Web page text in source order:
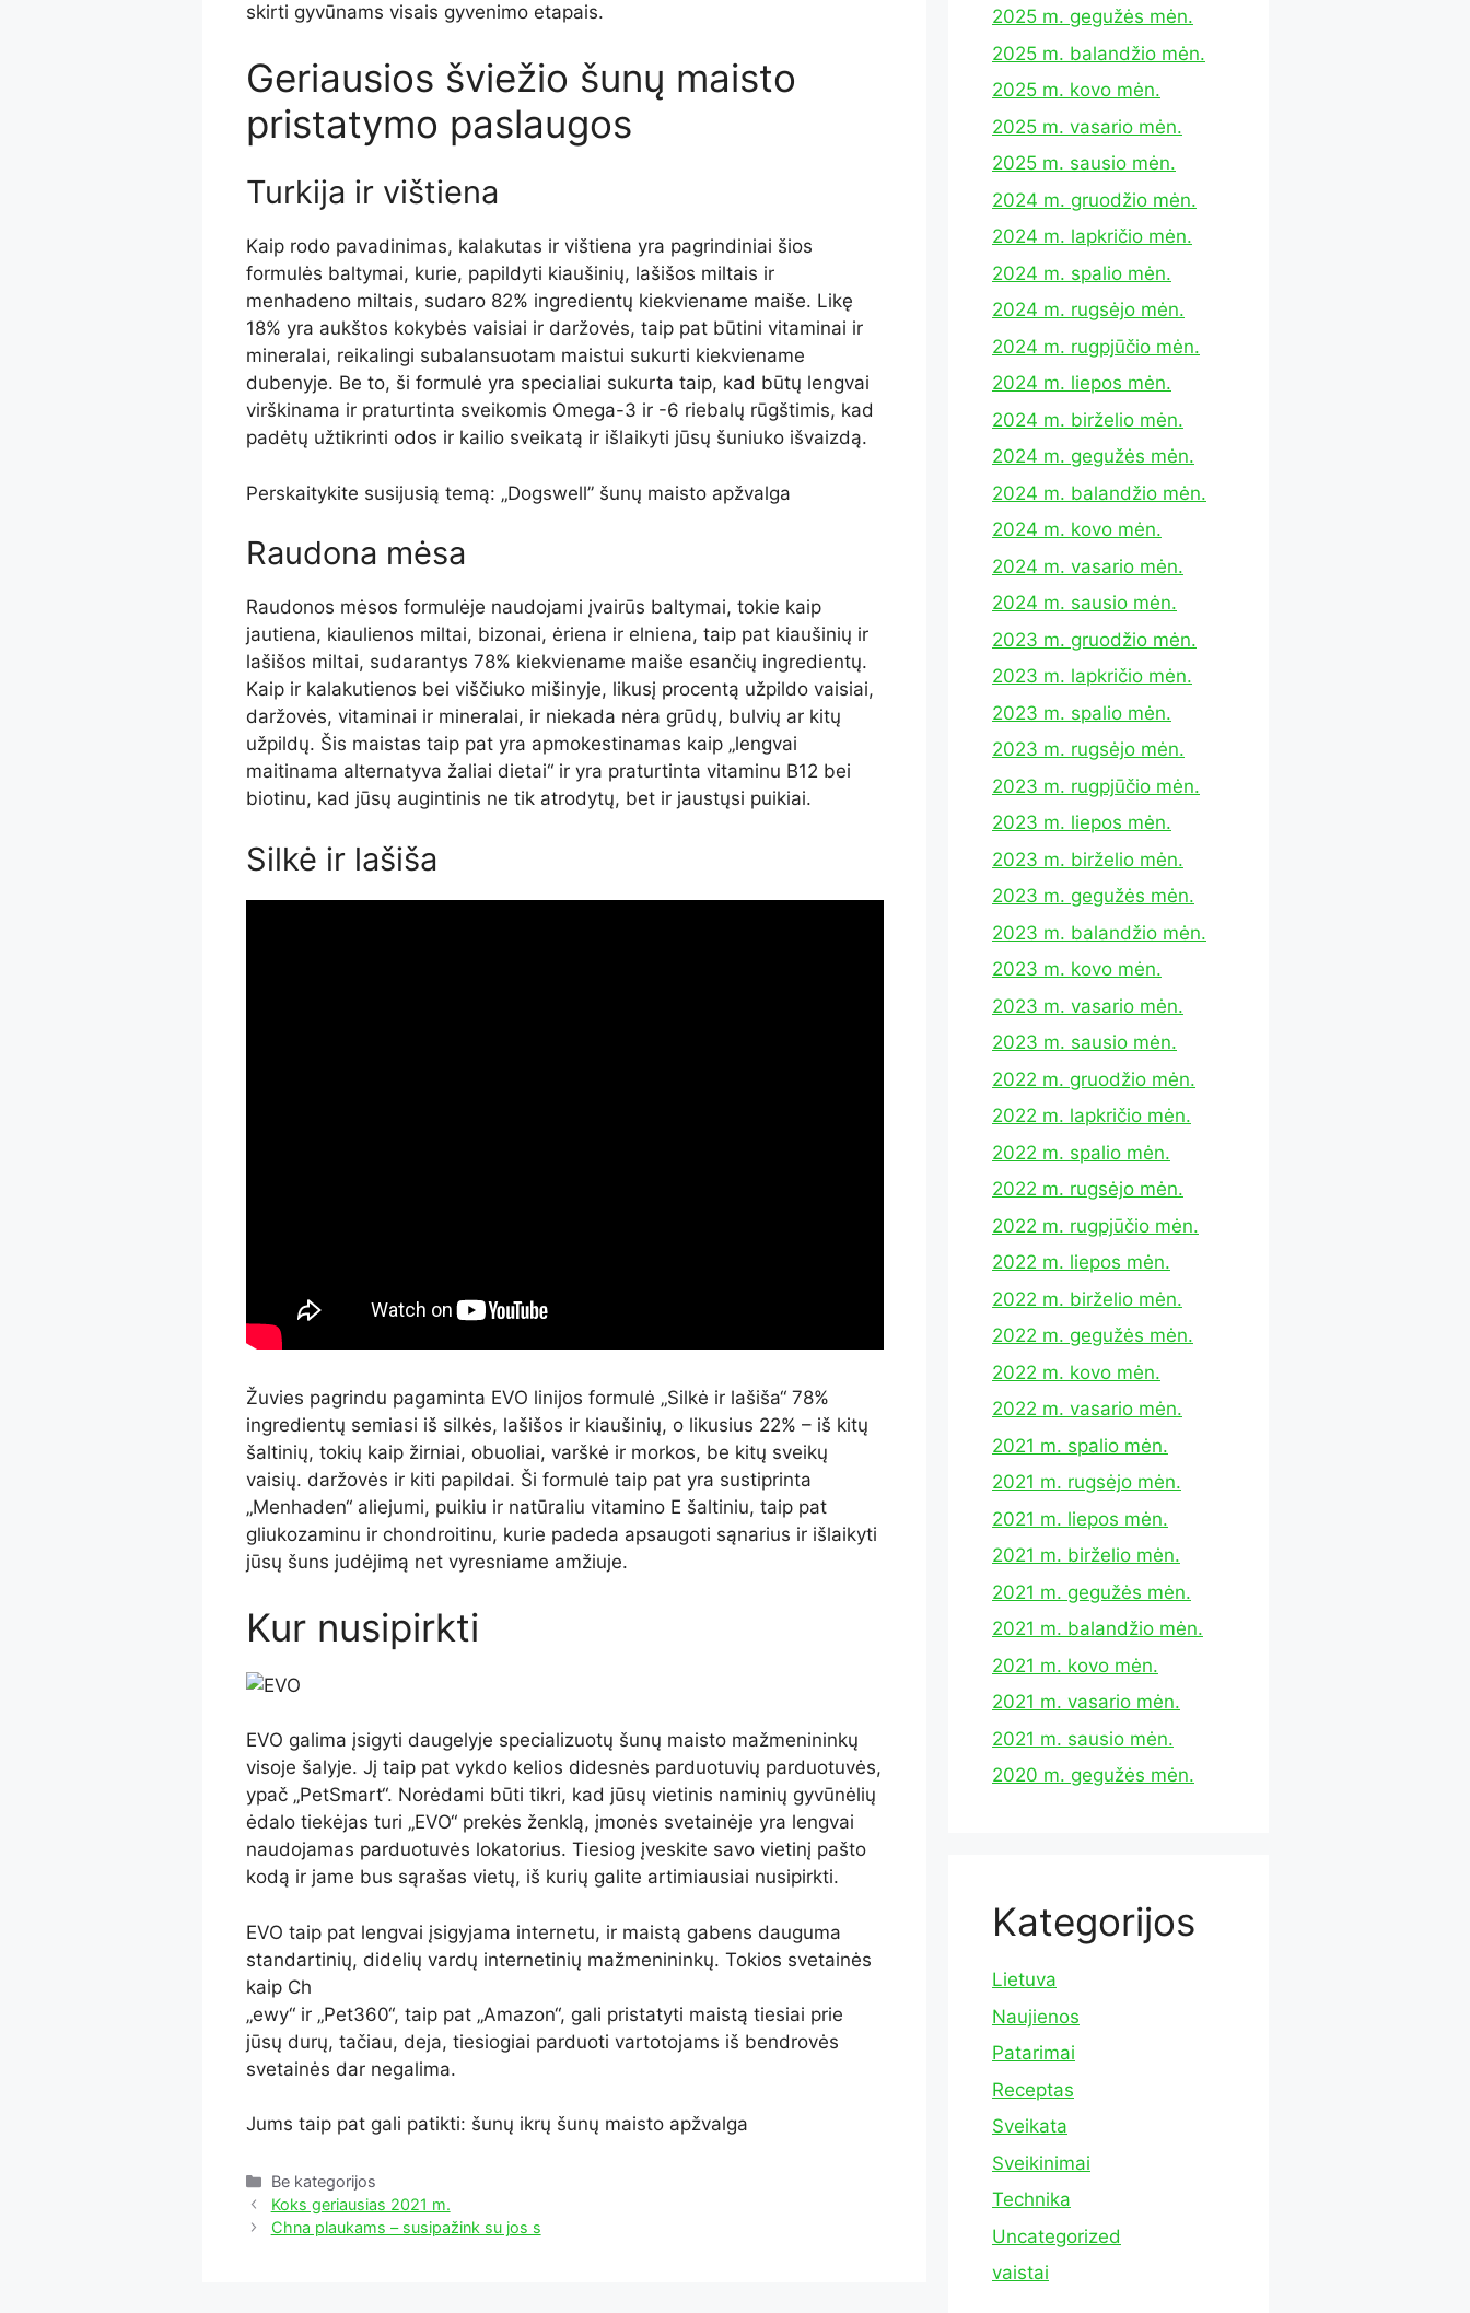
skirti gyvūnams visais gyvenimo etapais.
Geriausios šviežio šunų maisto
pristatymo paslaugos
Turkija ir vištiena
Kaip rodo pavadinimas, kalakutas ir vištiena yra pagrindiniai šios
formulės baltymai, kurie, papildyti kiaušinių, lašišos miltais ir
menhadeno miltais, sudaro 82% ingredientų kiekviename maiše. Likę
18% yra aukštos kokybės vaisiai ir daržovės, taip pat būtini vitaminai ir
mineralai, reikalingi subalansuotam maistui sukurti kiekviename
dubenyje. Be to, ši formulė yra specialiai sukurta taip, kad būtų lengvai
virškinama ir praturtinta sveikomis Omega-3 ir -6 riebalų rūgštimis, kad
padėtų užtikrinti odos ir kailio sveikatą ir išlaikyti jūsų šuniuko išvaizdą.
Perskaitykite susijusią temą: „Dogswell” šunų maisto apžvalga
Raudona mėsa
Raudonos mėsos formulėje naudojami įvairūs baltymai, tokie kaip
jautiena, kiaulienos miltai, bizonai, ėriena ir elniena, taip pat kiaušinių ir
lašišos miltai, sudarantys 78% kiekviename maiše esančių ingredientų.
Kaip ir kalakutienos bei viščiuko mišinyje, likusį procentą užpildo vaisiai,
daržovės, vitaminai ir mineralai, ir niekada nėra grūdų, bulvių ar kitų
užpildų. Šis maistas taip pat yra apmokestinamas kaip „lengvai
maitinama alternatyva žaliai dietai“ ir yra praturtinta vitaminu B12 bei
biotinu, kad jūsų augintinis ne tik atrodytų, bet ir jaustųsi puikiai.
Silkė ir lašiša
Žuvies pagrindu pagaminta EVO linijos formulė „Silkė ir lašiša“ 78%
ingredientų semiasi iš silkės, lašišos ir kiaušinių, o likusius 22% – iš kitų
šaltinių, tokių kaip žirniai, obuoliai, varškė ir morkos, be kitų sveikų
vaisių. daržovės ir kiti papildai. Ši formulė taip pat yra sustiprinta
„Menhaden“ aliejumi, puikiu ir natūraliu vitamino E šaltiniu, taip pat
gliukozaminu ir chondroitinu, kurie padeda apsaugoti sąnarius ir išlaikyti
jūsų šuns judėjimą net vyresniame amžiuje.
Kur nusipirkti
EVO galima įsigyti daugelyje specializuotų šunų maisto mažmenininkų
visoje šalyje. Jį taip pat vykdo kelios didesnės parduotuvių parduotuvės,
ypač „PetSmart“. Norėdami būti tikri, kad jūsų vietinis naminių gyvūnėlių
ėdalo tiekėjas turi „EVO“ prekės ženklą, įmonės svetainėje yra lengvai
naudojamas parduotuvės lokatorius. Tiesiog įveskite savo vietinį pašto
kodą ir jame bus sąrašas vietų, iš kurių galite artimiausiai nusipirkti.
EVO taip pat lengvai įsigyjama internetu, ir maistą gabens dauguma
standartinių, didelių vardų internetinių mažmenininkų. Tokios svetainės
kaip Ch
„ewy“ ir „Pet360“, taip pat „Amazon“, gali pristatyti maistą tiesiai prie
jūsų durų, tačiau, deja, tiesiogiai parduoti vartotojams iš bendrovės
svetainės dar negalima.
Jums taip pat gali patikti: šunų ikrų šunų maisto apžvalga
Kategorijos
Be kategorijos
Koks geriausias 2021 m.
Chna plaukams – susipažink su jos s
2025 m. gegužės mėn.
2025 m. balandžio mėn.
2025 m. kovo mėn.
2025 m. vasario mėn.
2025 m. sausio mėn.
2024 m. gruodžio mėn.
2024 m. lapkričio mėn.
2024 m. spalio mėn.
2024 m. rugsėjo mėn.
2024 m. rugpjūčio mėn.
2024 m. liepos mėn.
2024 m. birželio mėn.
2024 m. gegužės mėn.
2024 m. balandžio mėn.
2024 m. kovo mėn.
2024 m. vasario mėn.
2024 m. sausio mėn.
2023 m. gruodžio mėn.
2023 m. lapkričio mėn.
2023 m. spalio mėn.
2023 m. rugsėjo mėn.
2023 m. rugpjūčio mėn.
2023 m. liepos mėn.
2023 m. birželio mėn.
2023 m. gegužės mėn.
2023 m. balandžio mėn.
2023 m. kovo mėn.
2023 m. vasario mėn.
2023 m. sausio mėn.
2022 m. gruodžio mėn.
2022 m. lapkričio mėn.
2022 m. spalio mėn.
2022 m. rugsėjo mėn.
2022 m. rugpjūčio mėn.
2022 m. liepos mėn.
2022 m. birželio mėn.
2022 m. gegužės mėn.
2022 m. kovo mėn.
2022 m. vasario mėn.
2021 m. spalio mėn.
2021 m. rugsėjo mėn.
2021 m. liepos mėn.
2021 m. birželio mėn.
2021 m. gegužės mėn.
2021 m. balandžio mėn.
2021 m. kovo mėn.
2021 m. vasario mėn.
2021 m. sausio mėn.
2020 m. gegužės mėn.
Kategorijos
Lietuva
Naujienos
Patarimai
Receptas
Sveikata
Sveikinimai
Technika
Uncategorized
vaistai